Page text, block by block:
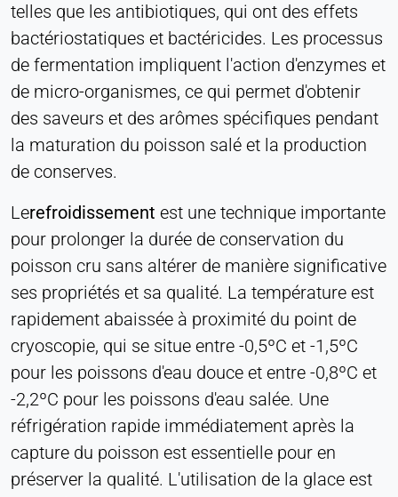
telles que les antibiotiques, qui ont des effets
bactériostatiques et bactéricides. Les processus
de fermentation impliquent l'action d'enzymes et
de micro-organismes, ce qui permet d'obtenir
des saveurs et des arômes spécifiques pendant
la maturation du poisson salé et la production
de conserves.
Lerefroidissement est une technique importante
pour prolonger la durée de conservation du
poisson cru sans altérer de manière significative
ses propriétés et sa qualité. La température est
rapidement abaissée à proximité du point de
cryoscopie, qui se situe entre -0,5ºC et -1,5ºC
pour les poissons d'eau douce et entre -0,8ºC et
-2,2ºC pour les poissons d'eau salée. Une
réfrigération rapide immédiatement après la
capture du poisson est essentielle pour en
préserver la qualité. L'utilisation de la glace est